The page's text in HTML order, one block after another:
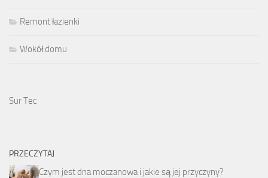
Remont łazienki
Wokół domu
Sur Tec
PRZECZYTAJ
Czym jest dna moczanowa i jakie są jej przyczyny?